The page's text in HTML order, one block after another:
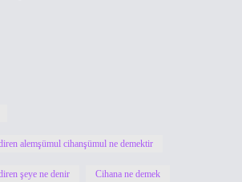
alemşümul cihanşümul ne demektir
şeye ne denir Cihana ne demek